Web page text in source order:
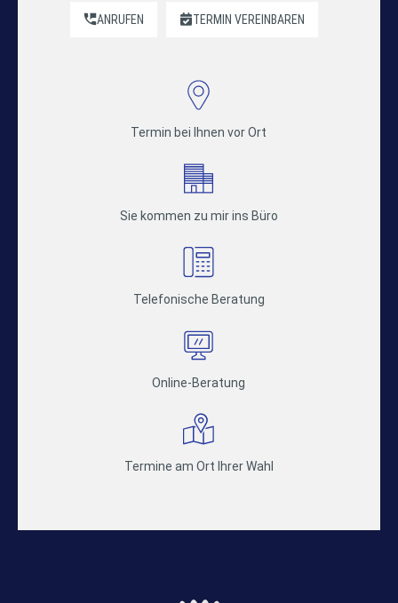
ANRUFEN TERMIN VEREINBAREN
Termin bei Ihnen vor Ort
Sie kommen zu mir ins Büro
Telefonische Beratung
Online-Beratung
Termine am Ort Ihrer Wahl